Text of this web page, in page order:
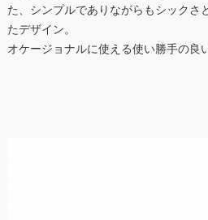
た、シンプルでありながらもシックさ
たデザイン。
オケージョナルに使える使い勝手の良